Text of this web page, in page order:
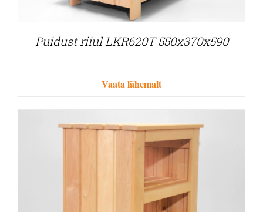
Puidust riiul LKR620T 550x370x590
Vaata lähemalt